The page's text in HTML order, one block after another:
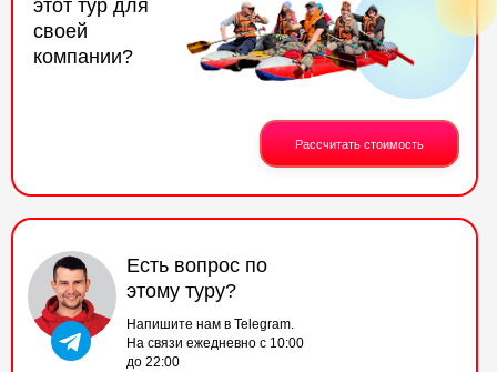
Есть вопрос по
этому туру?
Напишите нам в Telegram.
На связи ежедневно с 10:00
до 22:00
этот тур для
своей
компании?
Рассчитать стоимость